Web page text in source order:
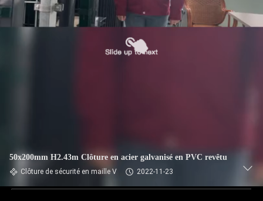
50x200mm H2.43m Clôture en acier galvanisé en PVC revêtu
Clôture de sécurité en maille V 2022-11-23